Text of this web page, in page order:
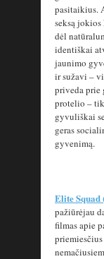
pasitaikius.
seksą
dėl
identiškai
jaunimo
ir sužavi –
priveda prie
protelio –
gyvuliškai
geras
gyvenimą.
Elite Squad
pažiūrėjau
filmas apie